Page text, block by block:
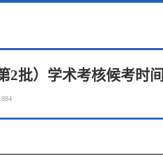
2批）学术考核候考时
884